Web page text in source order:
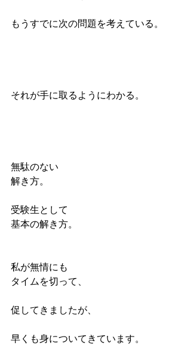
もうすでに次の問題を考えている。
それが手に取るようにわかる。
無駄のない
解き方。
受験生として
基本の解き方。
私が無情にも
タイムを切って、
促してきましたが、
早くも身についてきています。